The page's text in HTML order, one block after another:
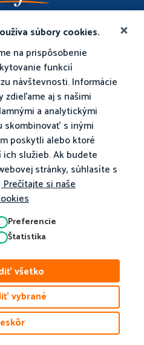
súbory cookies.
na prispôsobenie
funkcií
návštevnosti. Informácie
zdieľame aj s našimi
a analytickými
skombinovať s inými
poskytli alebo ktoré
služieb. Ak budete
stránky, súhlasíte s
Prečítajte si naše
Preferencie
Štatistika
všetko
vybrané
práva vyhradené.
Podmienky
Cookies